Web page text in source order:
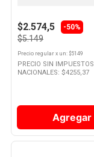
$2.574,5 -50%
$5.149
Precio regular x un: $5149
PRECIO SIN IMPUESTOS
NACIONALES: $4255,37
Agregar